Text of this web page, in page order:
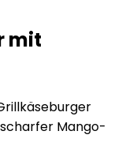
mit
Mango-